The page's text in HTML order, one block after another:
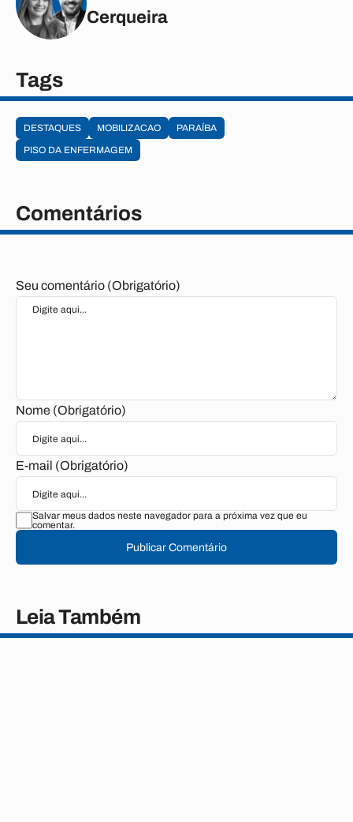
Cerqueira
Tags
DESTAQUES MOBILIZACAO
PARAÍBA
PISO DA ENFERMAGEM
Comentários
Seu comentário (Obrigatório)
Nome (Obrigatório)
E-mail (Obrigatório)
Salvar meus dados neste navegador para a próxima vez que eu
comentar.
Publicar Comentário
Leia Também